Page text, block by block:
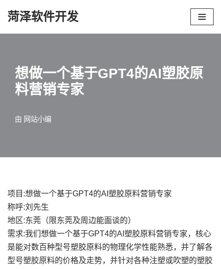
菏泽软件开发
想做一个基于GPT4的AI塑胶原
料营销专家
由 网站小编
项目:想做一个基于GPT4的AI塑胶原料营销专家
称呼:刘先生
地区:东莞（限东莞及周边能面谈的）
需求:我们想做一个基于GPT4的AI塑胶原料营销专家，核心
是能对数百种型号塑胶原料的物理化学性能熟悉，并了解各
型号塑胶原料的价格及走势，并针对各种注塑或吹塑的塑胶